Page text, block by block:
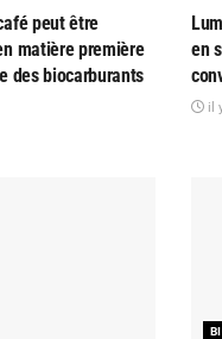
peut être
matière première
des biocarburants
en
il